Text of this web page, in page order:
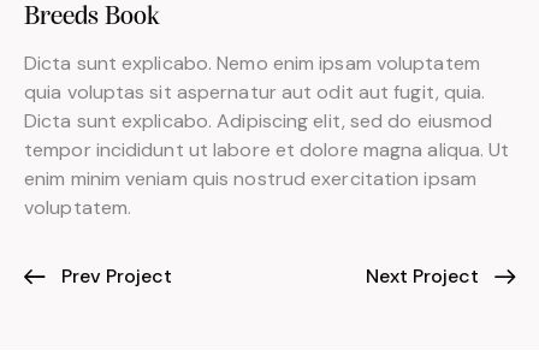
Breeds Book
Dicta sunt explicabo. Nemo enim ipsam voluptatem
quia voluptas sit aspernatur aut odit aut fugit, quia.
Dicta sunt explicabo. Adipiscing elit, sed do eiusmod
tempor incididunt ut labore et dolore magna aliqua. Ut
enim minim veniam quis nostrud exercitation ipsam
voluptatem.
Prev Project Next Project